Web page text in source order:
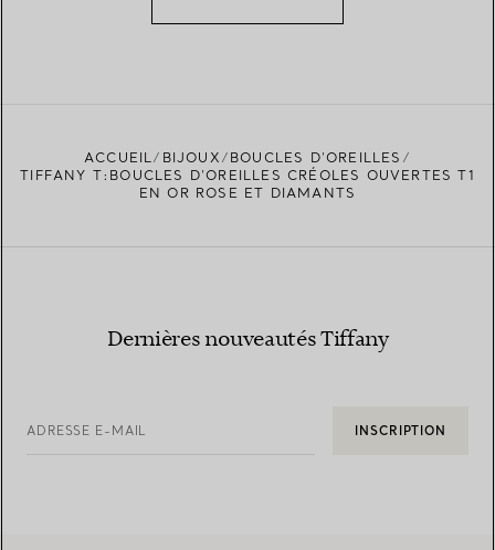
ACCUEIL BIJOUX
BOUCLES D’OREILLES
TIFFANY T:BOUCLES D’OREILLES CRÉOLES OUVERTES T1
EN OR ROSE ET DIAMANTS
Dernières nouveautés Tiffany
ADRESSE E-MAIL INSCRIPTION